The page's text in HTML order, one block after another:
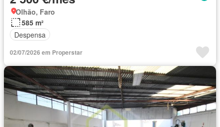
Olhão, Faro
585 m²
Despensa
02/07/2026 em Properstar